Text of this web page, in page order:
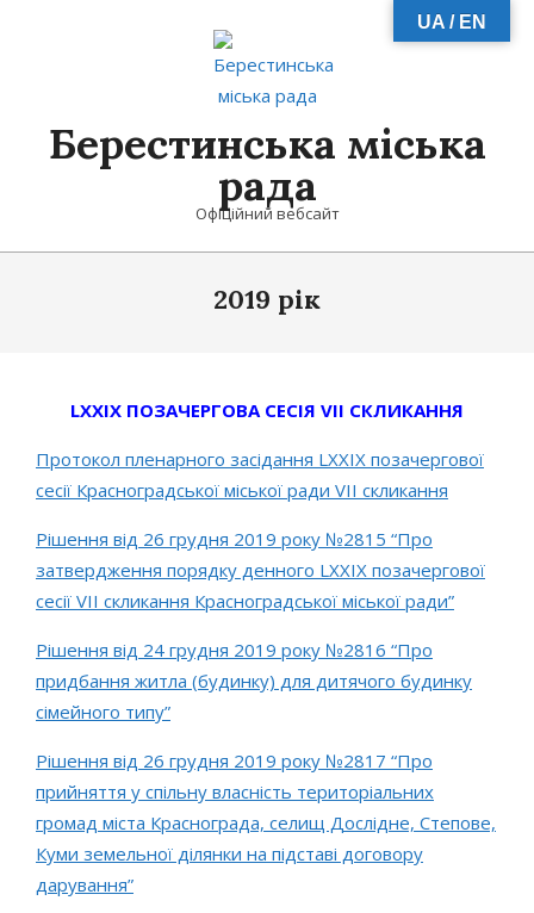
Берестинська міська
рада
Офіційний вебсайт
2019 рік
LXXІХ ПОЗАЧЕРГОВА СЕСІЯ VII СКЛИКАННЯ
Протокол пленарного засідання LХХІХ позачергової
сесії Красноградської міської ради VІІ скликання
Рішення від 26 грудня 2019 року №2815 “Про
затвердження порядку денного LХХІХ позачергової
сесії VІІ скликання Красноградської міської ради”
Рішення від 24 грудня 2019 року №2816 “Про
придбання житла (будинку) для дитячого будинку
сімейного типу”
Рішення від 26 грудня 2019 року №2817 “Про
прийняття у спільну власність територіальних
громад міста Краснограда, селищ Дослідне, Степове,
Куми земельної ділянки на підставі договору
дарування”
UA / EN